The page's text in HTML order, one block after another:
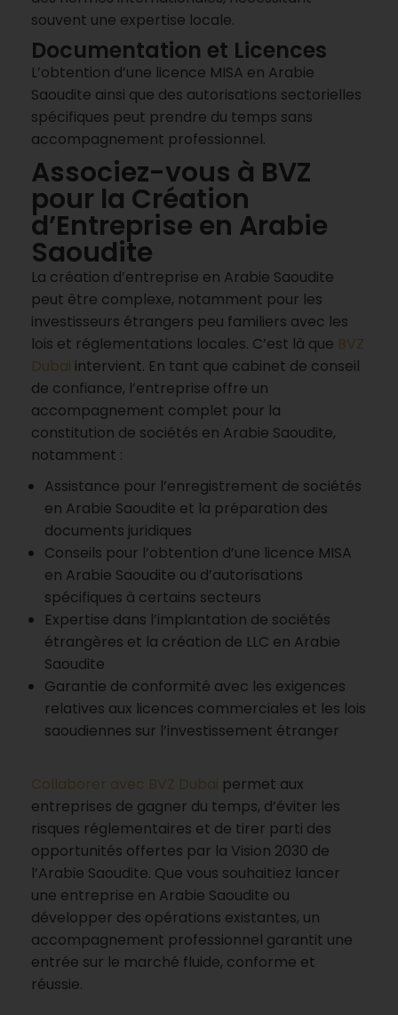
souvent une expertise locale.
Documentation et Licences
L’obtention d’une licence MISA en Arabie
Saoudite ainsi que des autorisations sectorielles
spécifiques peut prendre du temps sans
accompagnement professionnel.
Associez-vous à BVZ
pour la Création
d’Entreprise en Arabie
Saoudite
La création d’entreprise en Arabie Saoudite
peut être complexe, notamment pour les
investisseurs étrangers peu familiers avec les
lois et réglementations locales. C’est là que BVZ
Dubai intervient. En tant que cabinet de conseil
de confiance, l’entreprise offre un
accompagnement complet pour la
constitution de sociétés en Arabie Saoudite,
notamment :
Assistance pour l’enregistrement de sociétés
en Arabie Saoudite et la préparation des
documents juridiques
Conseils pour l’obtention d’une licence MISA
en Arabie Saoudite ou d’autorisations
spécifiques à certains secteurs
Expertise dans l’implantation de sociétés
étrangères et la création de LLC en Arabie
Saoudite
Garantie de conformité avec les exigences
relatives aux licences commerciales et les lois
saoudiennes sur l’investissement étranger
Collaborer avec BVZ Dubai permet aux
entreprises de gagner du temps, d’éviter les
risques réglementaires et de tirer parti des
opportunités offertes par la Vision 2030 de
l’Arabie Saoudite. Que vous souhaitiez lancer
une entreprise en Arabie Saoudite ou
développer des opérations existantes, un
accompagnement professionnel garantit une
entrée sur le marché fluide, conforme et
réussie.